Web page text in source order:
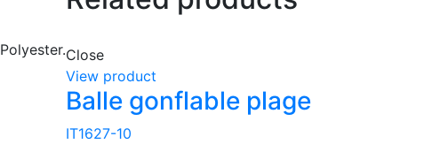
Close
View product
Balle gonflable plage
IT1627-10